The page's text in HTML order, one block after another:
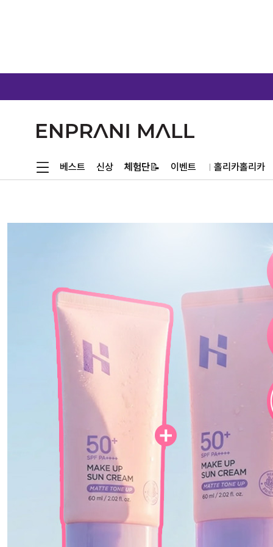
베스트 신상 체험단📝 이벤트 홀리카홀리카